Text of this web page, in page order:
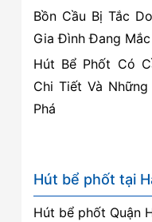
Bồn Cầu Bị Tắc
Gia Đình Đang Mắc
Hút Bể Phốt Có
Chi Tiết Và
Phá
Hút bể phốt tại
Hút bể phốt Quận